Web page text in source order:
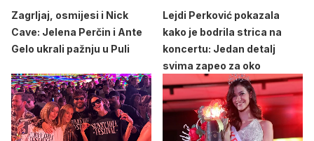
Zagrljaj, osmijesi i Nick
Cave: Jelena Perčin i Ante
Gelo ukrali pažnju u Puli
Lejdi Perković pokazala
kako je bodrila strica na
koncertu: Jedan detalj
svima zapeo za oko